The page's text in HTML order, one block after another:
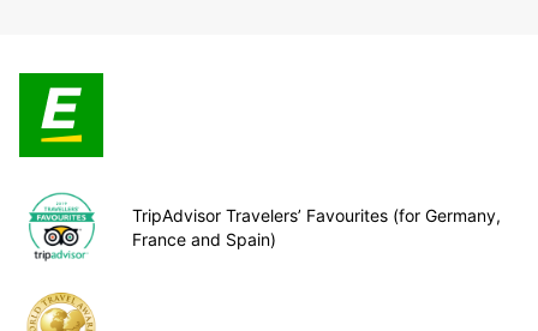
TripAdvisor Travelers’ Favourites (for Germany,
France and Spain)